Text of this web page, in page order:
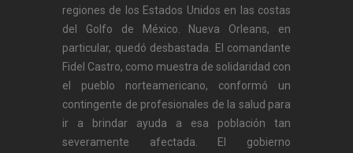
regiones de los Estados Unidos en las costas
del Golfo de México. Nueva Orleans, en
particular, quedó desbastada. El comandante
Fidel Castro, como muestra de solidaridad con
el pueblo norteamericano, conformó un
contingente de profesionales de la salud para
ir a brindar ayuda a esa población tan
severamente afectada. El gobierno